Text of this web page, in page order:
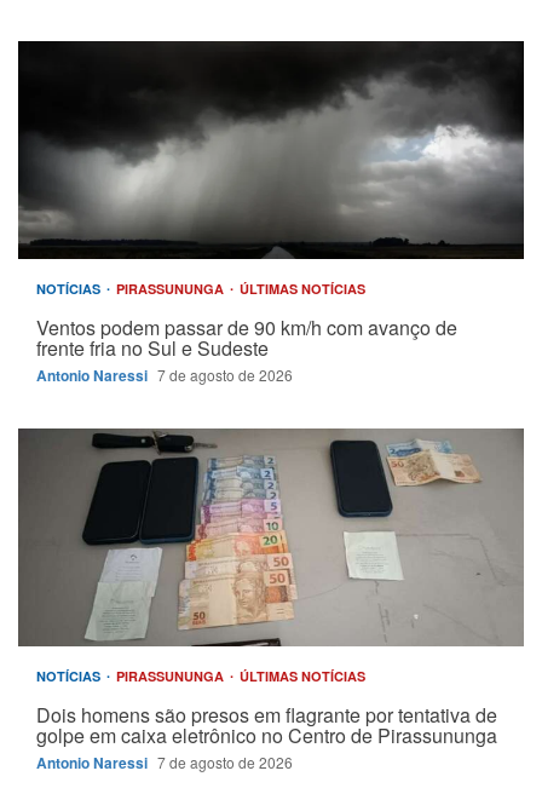
NOTÍCIAS PIRASSUNUNGA ÚLTIMAS NOTÍCIAS
Ventos podem passar de 90 km/h com avanço de
frente fria no Sul e Sudeste
Antonio Naressi 7 de agosto de 2026
NOTÍCIAS PIRASSUNUNGA ÚLTIMAS NOTÍCIAS
Dois homens são presos em flagrante por tentativa de
golpe em caixa eletrônico no Centro de Pirassununga
Antonio Naressi 7 de agosto de 2026